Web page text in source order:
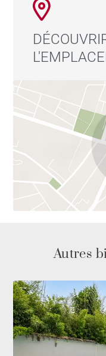
risques auxquels
Alexia LOTON -
898711619
Autres